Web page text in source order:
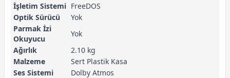
İşletim Sistemi FreeDOS
Optik Sürücü
Yok
Parmak İzi
Okuyucu
Yok
Ağırlık
2.10 kg
Malzeme
Sert Plastik Kasa
Ses Sistemi
Dolby Atmos